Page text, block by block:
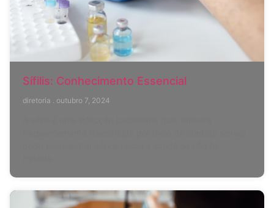
Sífilis: Conhecimento Essencial
diretoria outubro 7, 2024